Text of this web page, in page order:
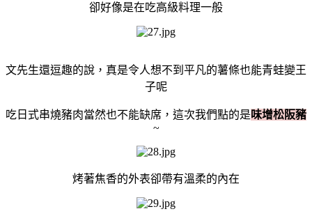
卻好像是在吃高級料理一般
文先生還逗趣的說，真是令人想不到平凡的薯條也能青蛙變王
子呢
吃日式串燒豬肉當然也不能缺席，這次我們點的是 味增松阪豬
~
烤著焦香的外表卻帶有溫柔的內在